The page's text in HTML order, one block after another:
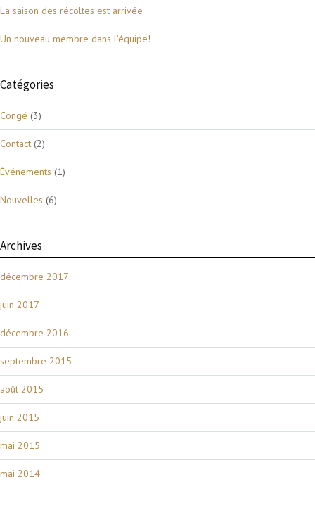
La saison des récoltes est arrivée
Un nouveau membre dans l’équipe!
Catégories
Congé (3)
Contact (2)
Événements (1)
Nouvelles (6)
Archives
décembre 2017
juin 2017
décembre 2016
septembre 2015
août 2015
juin 2015
mai 2015
mai 2014